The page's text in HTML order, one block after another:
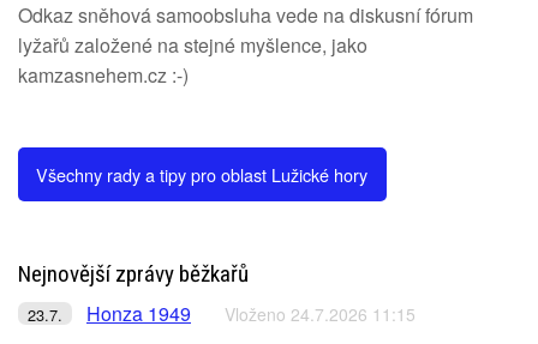
Odkaz sněhová samoobsluha vede na diskusní fórum
lyžařů založené na stejné myšlence, jako
kamzasnehem.cz :-)
Všechny rady a tipy pro oblast Lužické hory
Nejnovější zprávy běžkařů
23.7. Honza 1949 Vloženo 24.7.2026 11:15